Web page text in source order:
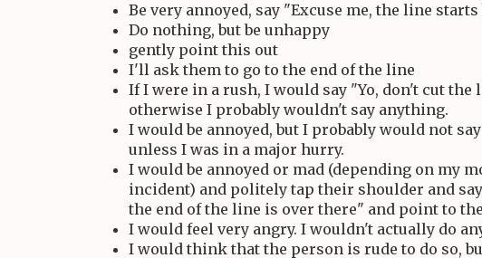
Be very annoyed, say "Excuse me, the line
Do nothing, but be unhappy
gently point this out
I'll ask them to go to the end of the line
If I were in a rush, I would say "Yo, don't cut the
otherwise I probably wouldn't say anything.
I would be annoyed, but I probably would not
unless I was in a major hurry.
I would be annoyed or mad (depending on my
incident) and politely tap their shoulder and
the end of the line is over there" and point to
I would feel very angry. I wouldn't actually do
I would think that the person is rude to do so,